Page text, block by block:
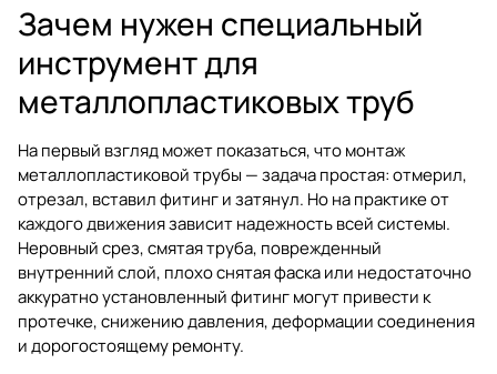
Зачем нужен специальный
инструмент для
металлопластиковых труб
На первый взгляд может показаться, что монтаж
металлопластиковой трубы — задача простая: отмерил,
отрезал, вставил фитинг и затянул. Но на практике от
каждого движения зависит надежность всей системы.
Неровный срез, смятая труба, поврежденный
внутренний слой, плохо снятая фаска или недостаточно
аккуратно установленный фитинг могут привести к
протечке, снижению давления, деформации соединения
и дорогостоящему ремонту.